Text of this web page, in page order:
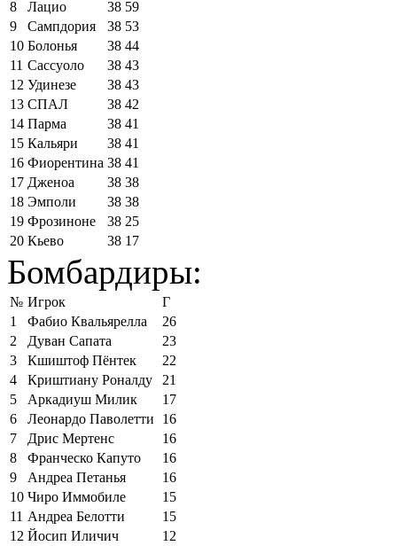
8
Лацио 38 59
9
Сампдория 38 53
10 Болонья 38 44
11 Сассуоло 38 43
12 Удинезе 38 43
13 СПАЛ 38 42
14 Парма 38 41
15 Кальяри 38 41
16 Фиорентина 38 41
17 Дженоа 38 38
18 Эмполи 38 38
19 Фрозиноне 38 25
20 Кьево 38 17
Бомбардиры:
№ Игрок
Г
1
Фабио Квальярелла
26
2
Дуван Сапата
23
3
Кшиштоф Пёнтек
22
4
Криштиану Роналду
21
5
Аркадиуш Милик
17
6
Леонардо Паволетти
16
7
Дрис Мертенс
16
8
Франческо Капуто
16
9
Андреа Петанья
16
10 Чиро Иммобиле
15
11 Андреа Белотти
15
12 Йосип Иличич
12